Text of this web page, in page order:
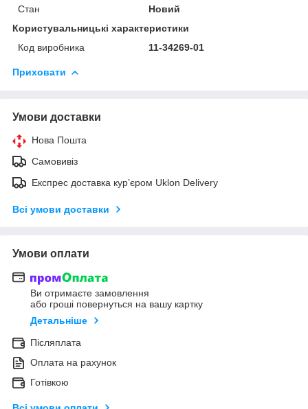
Стан
Новий
Користувальницькі характеристики
Код виробника
11-34269-01
Приховати
Умови доставки
Нова Пошта
Самовивіз
Експрес доставка кур’єром Uklon Delivery
Всі умови доставки
Умови оплати
Ви отримаєте замовлення
або гроші повернуться на вашу картку
Детальніше
Післяплата
Оплата на рахунок
Готівкою